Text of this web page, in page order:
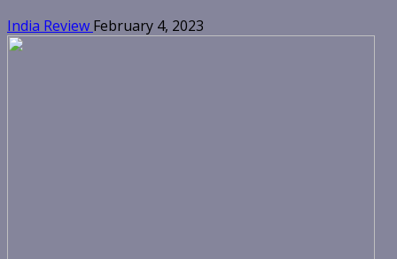
India Review February 4, 2023